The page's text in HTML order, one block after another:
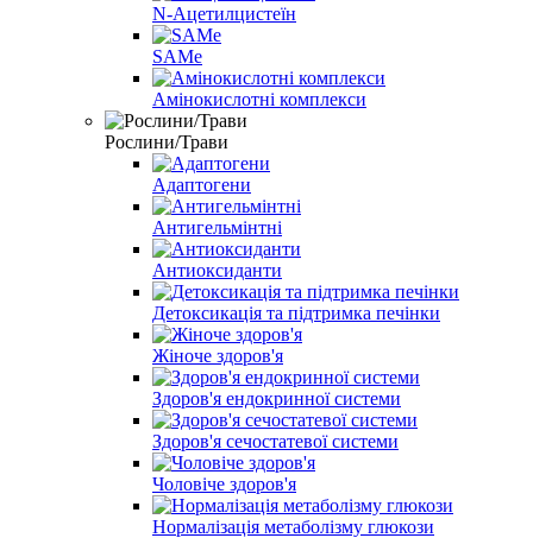
N-Ацетилцистеїн
SAMe
Амінокислотні комплекси
Рослини/Трави
Адаптогени
Антигельмінтні
Антиоксиданти
Детоксикація та підтримка печінки
Жіноче здоров'я
Здоров'я ендокринної системи
Здоров'я сечостатевої системи
Чоловіче здоров'я
Нормалізація метаболізму глюкози